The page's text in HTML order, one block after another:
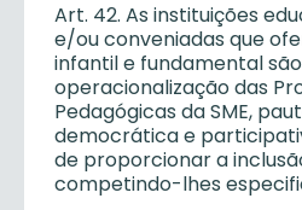
Art. 42. As instituições
e/ou conveniadas que
infantil e fundamental
operacionalização das
Pedagógicas da SME,
democrática e
de proporcionar a
competindo-lhes